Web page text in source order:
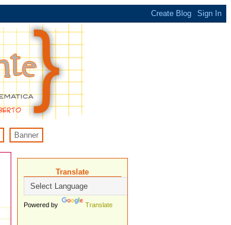
Banner
Translate
Powered by Translate